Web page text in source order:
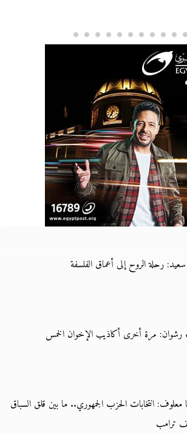
رحلة الروح إلى أعماق الفلسفة
رشوان: مرة أخرى أكاذيب الإخوان الخمس
معلوف: انتخابات الحزب الجمهوري.. ما بين قلق السباق
ترامب